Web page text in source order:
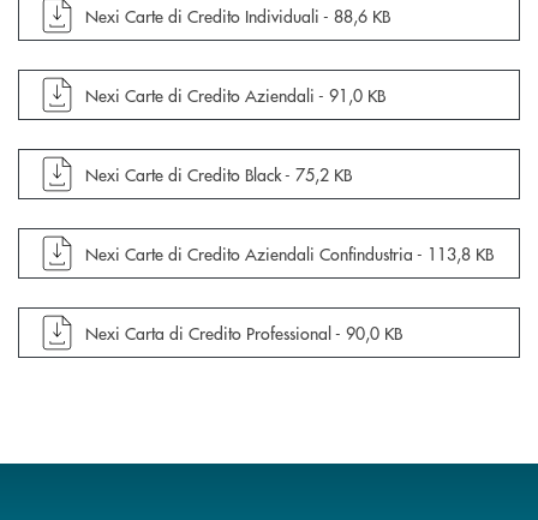
apre documento in una nuova finestra
Nexi Carte di Credito Individuali - 88,6 KB
apre documento in una nuova finestra
Nexi Carte di Credito Aziendali - 91,0 KB
apre documento in una nuova finestra
Nexi Carte di Credito Black - 75,2 KB
apre documento in una nuova finestra
Nexi Carte di Credito Aziendali Confindustria - 113,8 KB
apre documento in una nuova finestra
Nexi Carta di Credito Professional - 90,0 KB